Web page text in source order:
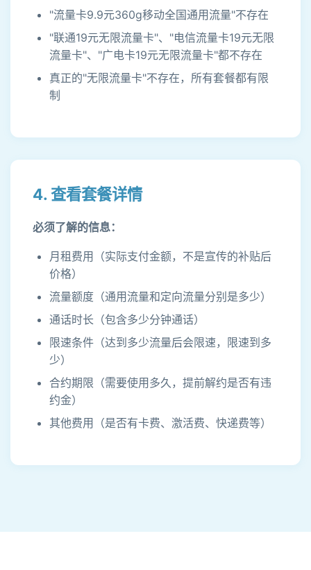
"流量卡9.9元360g移动全国通用流量"不存在
"联通19元无限流量卡"、"电信流量卡19元无限
流量卡"、"广电卡19元无限流量卡"都不存在
真正的"无限流量卡"不存在，所有套餐都有限
制
4. 查看套餐详情
必须了解的信息：
月租费用（实际支付金额，不是宣传的补贴后
价格）
流量额度（通用流量和定向流量分别是多少）
通话时长（包含多少分钟通话）
限速条件（达到多少流量后会限速，限速到多
少）
合约期限（需要使用多久，提前解约是否有违
约金）
其他费用（是否有卡费、激活费、快递费等）